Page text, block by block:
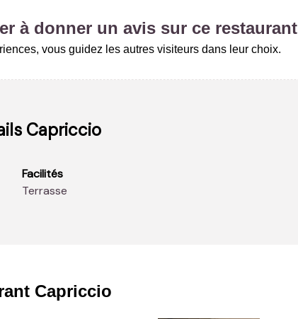
à donner un avis sur ce restaurant
vous guidez les autres visiteurs dans leur choix.
Capriccio
Facilités
Terrasse
Capriccio